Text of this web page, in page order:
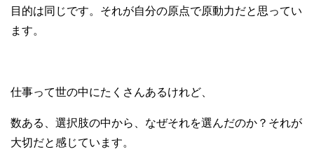
目的は同じです。それが自分の原点で原動力だと思ってい
ます。
仕事って世の中にたくさんあるけれど、
数ある、選択肢の中から、なぜそれを選んだのか？それが
大切だと感じています。